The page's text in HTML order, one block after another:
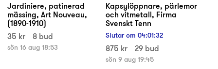
Jardiniere, patinerad
mässing, Art Nouveau,
(1890-1910)
35 kr
8 bud
sön 16 aug 18:53
Kapsylöppnare, pärlemor
och vitmetall, Firma
Svenskt Tenn
Slutar om 04:01:32
875 kr 29 bud
sön 9 aug 19:45